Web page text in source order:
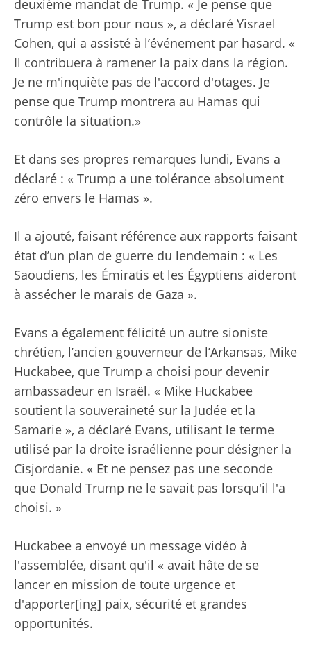
deuxième mandat de Trump. « Je pense que
Trump est bon pour nous », a déclaré Yisrael
Cohen, qui a assisté à l’événement par hasard. «
Il contribuera à ramener la paix dans la région.
Je ne m'inquiète pas de l'accord d'otages. Je
pense que Trump montrera au Hamas qui
contrôle la situation.»
Et dans ses propres remarques lundi, Evans a
déclaré : « Trump a une tolérance absolument
zéro envers le Hamas ».
Il a ajouté, faisant référence aux rapports faisant
état d’un plan de guerre du lendemain : « Les
Saoudiens, les Émiratis et les Égyptiens aideront
à assécher le marais de Gaza ».
Evans a également félicité un autre sioniste
chrétien, l’ancien gouverneur de l’Arkansas, Mike
Huckabee, que Trump a choisi pour devenir
ambassadeur en Israël. « Mike Huckabee
soutient la souveraineté sur la Judée et la
Samarie », a déclaré Evans, utilisant le terme
utilisé par la droite israélienne pour désigner la
Cisjordanie. « Et ne pensez pas une seconde
que Donald Trump ne le savait pas lorsqu'il l'a
choisi. »
Huckabee a envoyé un message vidéo à
l'assemblée, disant qu'il « avait hâte de se
lancer en mission de toute urgence et
d'apporter[ing] paix, sécurité et grandes
opportunités.